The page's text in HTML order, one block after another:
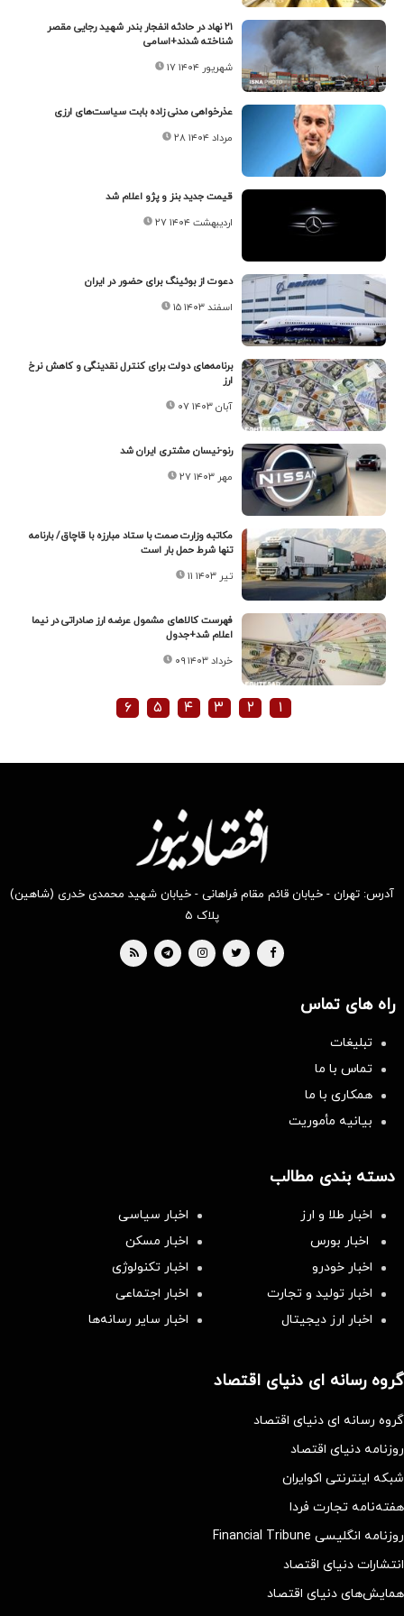
۲۱ نهاد در حادثه انفجار بندر شهید رجایی مقصر
شناخته شدند+اسامی
۱۷ شهریور ۱۴۰۴
عذرخواهی مدنی زاده بابت سیاست‌های ارزی
۲۸ مرداد ۱۴۰۴
قیمت جدید بنز و پژو اعلام شد
۲۷ اردیبهشت ۱۴۰۴
دعوت از بوئینگ برای حضور در ایران
۱۵ اسفند ۱۴۰۳
برنامه‌های دولت برای کنترل نقدینگی و کاهش نرخ
ارز
۰۷ آبان ۱۴۰۳
رنو-نیسان مشتری ایران شد
۲۷ مهر ۱۴۰۳
مکاتبه وزارت صمت با ستاد مبارزه با قاچاق/ بارنامه
تنها شرط حمل بار است
۱۱ تیر ۱۴۰۳
فهرست کالاهای مشمول عرضه ارز صادراتی در نیما
اعلام شد+جدول
۰۹ خرداد ۱۴۰۳
۱ ۲ ۳ ۴ ۵ ۶
آدرس: تهران - خیابان قائم مقام فراهانی - خیابان شهید محمدی خدری (شاهین)
پلاک ۵
راه های تماس
تبلیغات
تماس با ما
همکاری با ما
بیانیه مأموریت
دسته بندی مطالب
اخبار طلا و ارز
اخبار سیاسی
اخبار بورس
اخبار مسکن
اخبار خودرو
اخبار تکنولوژی
اخبار تولید و تجارت
اخبار اجتماعی
اخبار ارز دیجیتال
اخبار سایر رسانه‌‌ها
گروه رسانه ای دنیای اقتصاد
گروه رسانه ای دنیای اقتصاد
روزنامه دنیای اقتصاد
شبکه اینترنتی اکوایران
هفته‌نامه تجارت فردا
روزنامه انگلیسی Financial Tribune
انتشارات دنیای اقتصاد
همایش‌های دنیای اقتصاد